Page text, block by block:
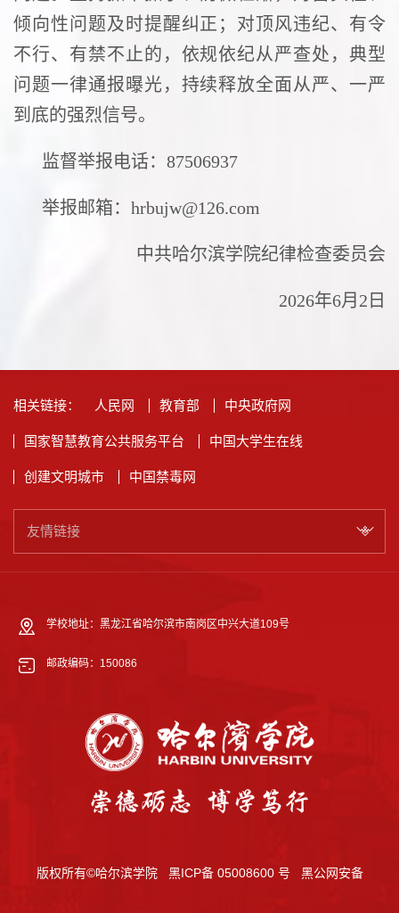
倾向性问题及时提醒纠正；对顶风违纪、有令
不行、有禁不止的，依规依纪从严查处，典型
问题一律通报曝光，持续释放全面从严、一严
到底的强烈信号。
监督举报电话：87506937
举报邮箱：hrbujw@126.com
中共哈尔滨学院纪律检查委员会
2026年6月2日
相关链接： 人民网 教育部 中央政府网
国家智慧教育公共服务平台 中国大学生在线
创建文明城市 中国禁毒网
友情链接
学校地址：黑龙江省哈尔滨市南岗区中兴大道109号
邮政编码：150086
版权所有©哈尔滨学院 黑ICP备 05008600 号 黑公网安备